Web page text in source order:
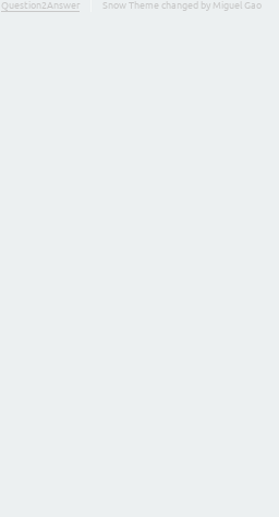
Snow Theme changed by Miguel Gao
Question2Answer